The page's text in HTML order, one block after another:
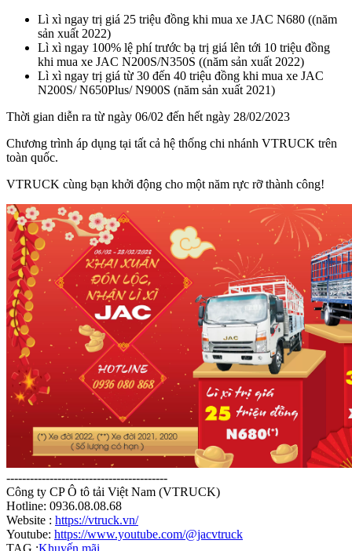
Lì xì ngay trị giá 25 triệu đồng khi mua xe JAC N680 ((năm
sản xuất 2022)
Lì xì ngay 100% lệ phí trước bạ trị giá lên tới 10 triệu đồng
khi mua xe JAC N200S/N350S ((năm sản xuất 2022)
Lì xì ngay trị giá từ 30 đến 40 triệu đồng khi mua xe JAC
N200S/ N650Plus/ N900S (năm sản xuất 2021)
Thời gian diễn ra từ ngày 06/02 đến hết ngày 28/02/2023
Chương trình áp dụng tại tất cả hệ thống chi nhánh VTRUCK trên
toàn quốc.
VTRUCK cùng bạn khởi động cho một năm rực rỡ thành công!
-----------------------------------------
Công ty CP Ô tô tải Việt Nam (VTRUCK)
Hotline: 0936.08.08.68
Website : https://vtruck.vn/
Youtube: https://www.youtube.com/@jacvtruck
TAG :Khuyến mãi